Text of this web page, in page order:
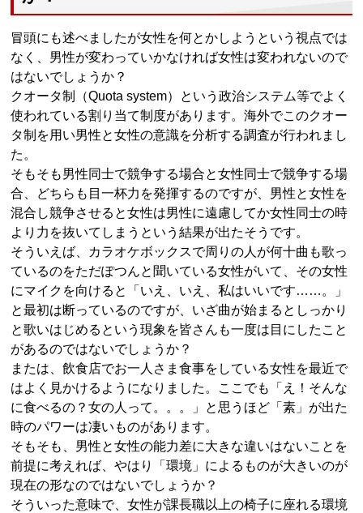
冒頭にも述べましたが女性を何とかしようという視点では
なく、男性が変わっていかなければ女性は変われないので
はないでしょうか？
クオータ制（Quota system）という政治システム等でよく
使われている割り当て制度があります。海外でこのクオー
タ制を用い男性と女性の意識を分析する調査が行われまし
た。
そもそも男性同士で競争する場合と女性同士で競争する場
合、どちらも目一杯力を発揮するのですが、男性と女性を
混合し競争させると女性は男性に遠慮してか女性同士の時
より力を抜いてしまうという結果が出たそうです。
そういえば、カラオケボックスで周りの人が何十曲も歌っ
ているのをただぽつんと聞いている女性がいて、その女性
にマイクを向けると「いえ、いえ、私はいいです……。」
と最初は断っているのですが、いざ曲が始まるとしっかり
と歌いはじめるという現象を皆さんも一度は目にしたこと
があるのではないでしょうか？
または、飲食店でお一人さま食事をしている女性を最近で
はよく見かけるようになりました。ここでも「え！そんな
に食べるの？女の人って。。。」と思うほど「素」が出た
時のパワーは凄いものがあります。
そもそも、男性と女性の能力差に大きな違いはないことを
前提に考えれば、やはり「環境」によるものが大きいのが
現在の形なのではないでしょうか？
そういった意味で、女性が課長職以上の椅子に座れる環境